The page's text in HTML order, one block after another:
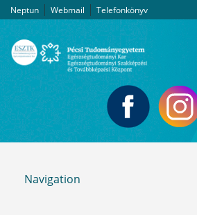
Neptun | Webmail | Telefonkönyv
Navigation